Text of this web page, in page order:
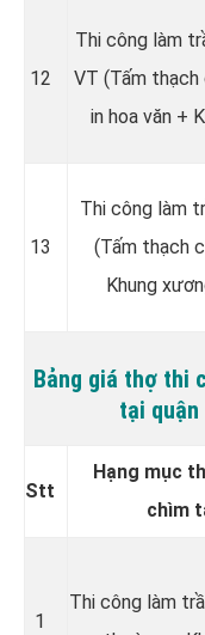
12
Thi công làm
VT (Tấm thạch
in hoa văn +
13
Thi công làm
(Tấm thạch
Khung
Bảng giá thợ thi
tại quận
Stt
Hạng mục
chìm
1
Thi công làm